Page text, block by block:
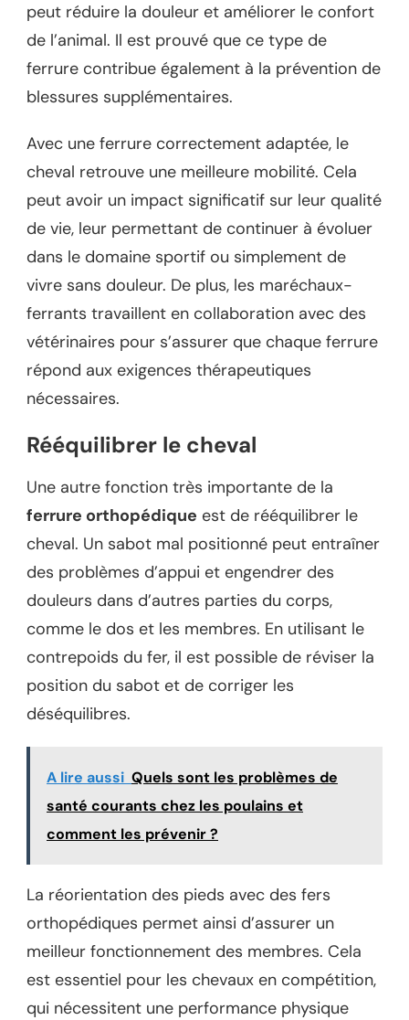
peut réduire la douleur et améliorer le confort
de l’animal. Il est prouvé que ce type de
ferrure contribue également à la prévention de
blessures supplémentaires.
Avec une ferrure correctement adaptée, le
cheval retrouve une meilleure mobilité. Cela
peut avoir un impact significatif sur leur qualité
de vie, leur permettant de continuer à évoluer
dans le domaine sportif ou simplement de
vivre sans douleur. De plus, les maréchaux-
ferrants travaillent en collaboration avec des
vétérinaires pour s’assurer que chaque ferrure
répond aux exigences thérapeutiques
nécessaires.
Rééquilibrer le cheval
Une autre fonction très importante de la
ferrure orthopédique est de rééquilibrer le
cheval. Un sabot mal positionné peut entraîner
des problèmes d’appui et engendrer des
douleurs dans d’autres parties du corps,
comme le dos et les membres. En utilisant le
contrepoids du fer, il est possible de réviser la
position du sabot et de corriger les
déséquilibres.
A lire aussi Quels sont les problèmes de
santé courants chez les poulains et
comment les prévenir ?
La réorientation des pieds avec des fers
orthopédiques permet ainsi d’assurer un
meilleur fonctionnement des membres. Cela
est essentiel pour les chevaux en compétition,
qui nécessitent une performance physique